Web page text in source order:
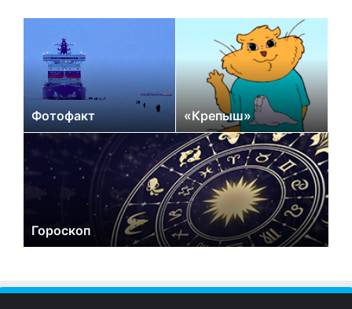
Фотофакт «Крепыш»
Гороскоп